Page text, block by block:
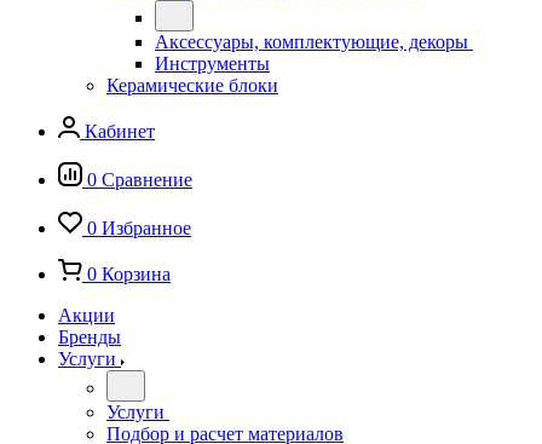
Аксессуары, комплектующие, декоры
Инструменты
Керамические блоки
Кабинет
0 Сравнение
0 Избранное
0 Корзина
Акции
Бренды
Услуги
Услуги
Подбор и расчет материалов